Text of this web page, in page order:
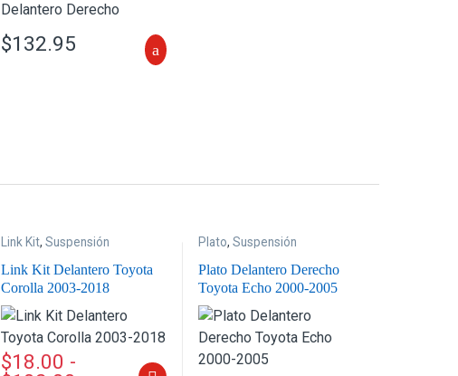
$132.95
Link Kit,Suspensión
Link Kit Delantero Toyota
Corolla 2003-2018
$18.00 -
Plato, Suspensión
Plato Delantero Derecho
Toyota Echo 2000-2005